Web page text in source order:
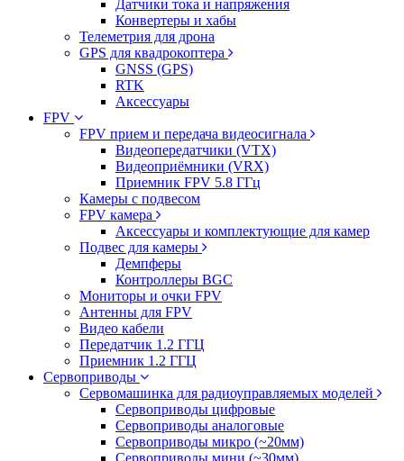
Датчики тока и напряжения
Конвертеры и хабы
Телеметрия для дрона
GPS для квадрокоптера
GNSS (GPS)
RTK
Аксессуары
FPV
FPV прием и передача видеосигнала
Видеопередатчики (VTX)
Видеоприёмники (VRX)
Приемник FPV 5.8 ГГц
Камеры с подвесом
FPV камера
Аксессуары и комплектующие для камер
Подвес для камеры
Демпферы
Контроллеры BGC
Мониторы и очки FPV
Антенны для FPV
Видео кабели
Передатчик 1.2 ГГЦ
Приемник 1.2 ГГЦ
Сервоприводы
Сервомашинка для радиоуправляемых моделей
Сервоприводы цифровые
Сервоприводы аналоговые
Сервоприводы микро (~20мм)
Сервоприводы мини (~30мм)